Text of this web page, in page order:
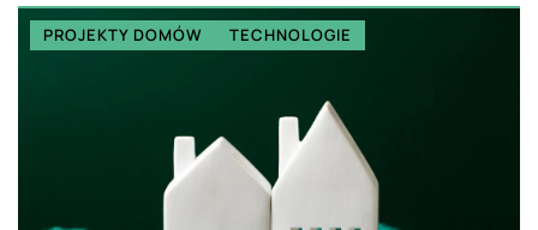
PROJEKTY DOMÓW TECHNOLOGIE